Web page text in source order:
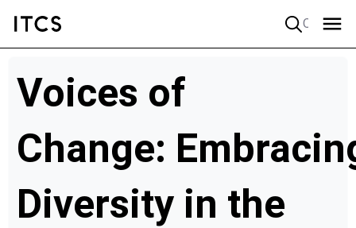
Voices of
Change:
Diversity in the